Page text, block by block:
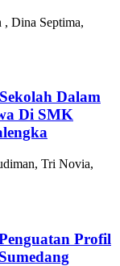
Dina Septima,
Dalam
Di SMK
Tri Novia,
Profil